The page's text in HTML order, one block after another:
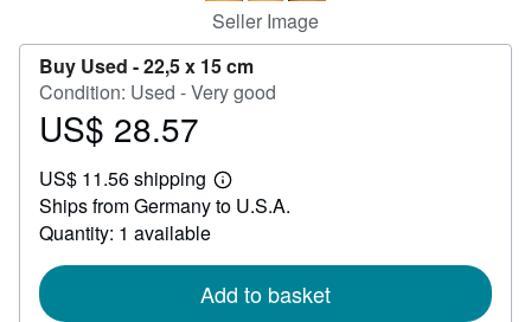
Seller Image
Buy Used -22,5 x 15 cm
Condition: Used - Very good
Price
28.57
US$ 28.57
US$ 11.56 shipping
Learn
more
Ships from Germany to U.S.A.
Quantity: 1 available
Add to basket